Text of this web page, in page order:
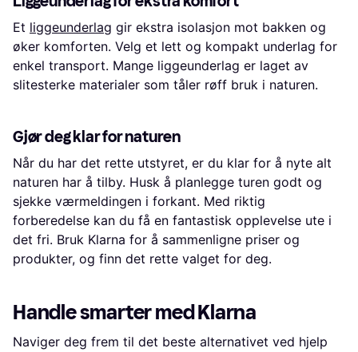
Et liggeunderlag gir ekstra isolasjon mot bakken og
øker komforten. Velg et lett og kompakt underlag for
enkel transport. Mange liggeunderlag er laget av
slitesterke materialer som tåler røff bruk i naturen.
Gjør deg klar for naturen
Når du har det rette utstyret, er du klar for å nyte alt
naturen har å tilby. Husk å planlegge turen godt og
sjekke værmeldingen i forkant. Med riktig
forberedelse kan du få en fantastisk opplevelse ute i
det fri. Bruk Klarna for å sammenligne priser og
produkter, og finn det rette valget for deg.
Handle smarter med Klarna
Naviger deg frem til det beste alternativet ved hjelp